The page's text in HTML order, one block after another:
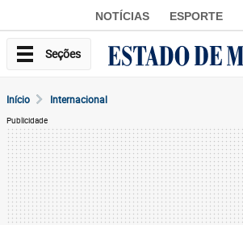
NOTÍCIAS ESPORTE
Seções
Início Internacional
Publicidade